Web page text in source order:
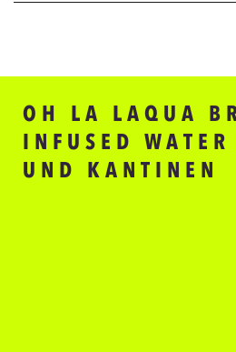
OH LA LAQUA
INFUSED
UND KANTINEN